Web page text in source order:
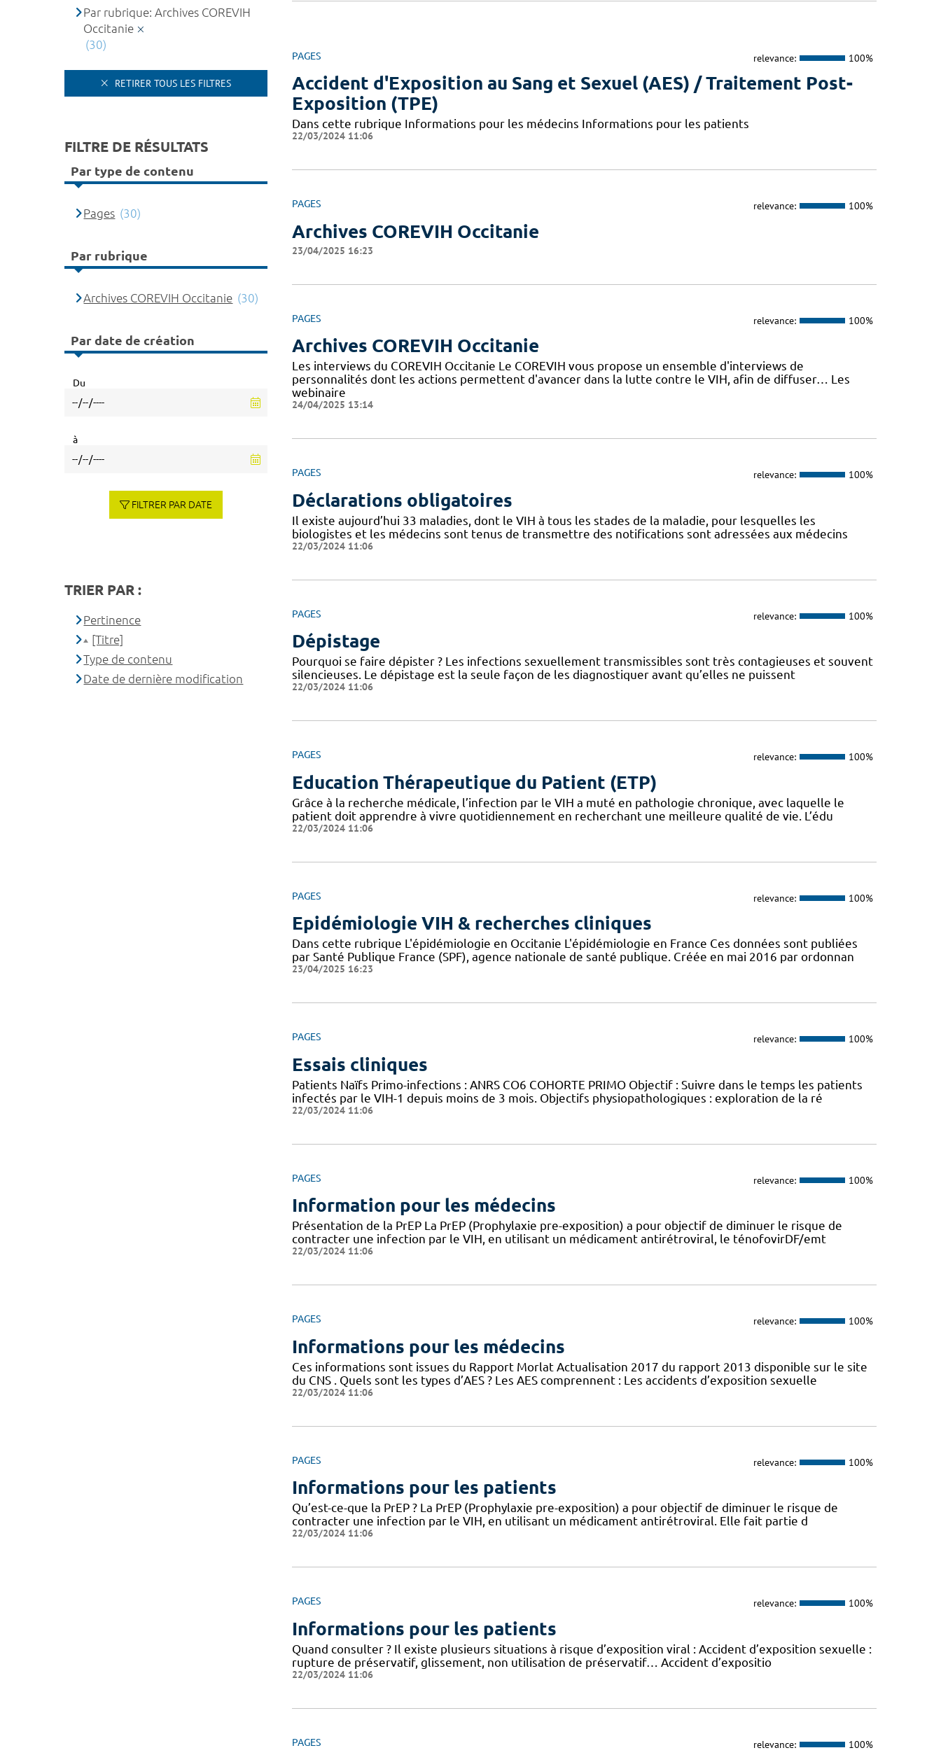
PAGES relevance: 100%
Accident d'Exposition au Sang et Sexuel (AES) / Traitement Post-
Exposition (TPE)
Dans cette rubrique Informations pour les médecins Informations pour les patients
22/03/2024 11:06
PAGES relevance: 100%
Archives COREVIH Occitanie
23/04/2025 16:23
PAGES relevance: 100%
Archives COREVIH Occitanie
Les interviews du COREVIH Occitanie Le COREVIH vous propose un ensemble d'interviews de
personnalités dont les actions permettent d'avancer dans la lutte contre le VIH, afin de diffuser… Les
webinaire
24/04/2025 13:14
PAGES relevance: 100%
Déclarations obligatoires
Il existe aujourd’hui 33 maladies, dont le VIH à tous les stades de la maladie, pour lesquelles les
biologistes et les médecins sont tenus de transmettre des notifications sont adressées aux médecins
22/03/2024 11:06
PAGES relevance: 100%
Dépistage
Pourquoi se faire dépister ? Les infections sexuellement transmissibles sont très contagieuses et souvent
silencieuses. Le dépistage est la seule façon de les diagnostiquer avant qu’elles ne puissent
22/03/2024 11:06
PAGES relevance: 100%
Education Thérapeutique du Patient (ETP)
Grâce à la recherche médicale, l’infection par le VIH a muté en pathologie chronique, avec laquelle le
patient doit apprendre à vivre quotidiennement en recherchant une meilleure qualité de vie. L’édu
22/03/2024 11:06
PAGES relevance: 100%
Epidémiologie VIH & recherches cliniques
Dans cette rubrique L'épidémiologie en Occitanie L'épidémiologie en France Ces données sont publiées
par Santé Publique France (SPF), agence nationale de santé publique. Créée en mai 2016 par ordonnan
23/04/2025 16:23
PAGES relevance: 100%
Essais cliniques
Patients Naïfs Primo-infections : ANRS CO6 COHORTE PRIMO Objectif : Suivre dans le temps les patients
infectés par le VIH-1 depuis moins de 3 mois. Objectifs physiopathologiques : exploration de la ré
22/03/2024 11:06
PAGES relevance: 100%
Information pour les médecins
Présentation de la PrEP La PrEP (Prophylaxie pre-exposition) a pour objectif de diminuer le risque de
contracter une infection par le VIH, en utilisant un médicament antirétroviral, le ténofovirDF/emt
22/03/2024 11:06
PAGES relevance: 100%
Informations pour les médecins
Ces informations sont issues du Rapport Morlat Actualisation 2017 du rapport 2013 disponible sur le site
du CNS . Quels sont les types d’AES ? Les AES comprennent : Les accidents d’exposition sexuelle
22/03/2024 11:06
PAGES relevance: 100%
Informations pour les patients
Qu’est-ce-que la PrEP ? La PrEP (Prophylaxie pre-exposition) a pour objectif de diminuer le risque de
contracter une infection par le VIH, en utilisant un médicament antirétroviral. Elle fait partie d
22/03/2024 11:06
PAGES relevance: 100%
Informations pour les patients
Quand consulter ? Il existe plusieurs situations à risque d’exposition viral : Accident d’exposition sexuelle :
rupture de préservatif, glissement, non utilisation de préservatif… Accident d’expositio
22/03/2024 11:06
PAGES relevance: 100%
Par rubrique: Archives COREVIH
Occitanie
(30)
RETIRER TOUS LES FILTRES
FILTRE DE RÉSULTATS
Par type de contenu
Pages (30)
Par rubrique
Archives COREVIH Occitanie (30)
Par date de création
Du
à
FILTRER PAR DATE
TRIER PAR :
Pertinence
[Titre]
Type de contenu
Date de dernière modification